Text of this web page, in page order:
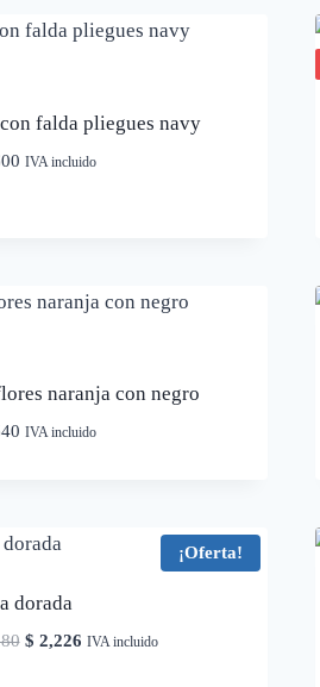
falda pliegues navy
IVA incluido
naranja con negro
IVA incluido
¡Oferta!
dorada
El
$ 2,226ElIVA incluido